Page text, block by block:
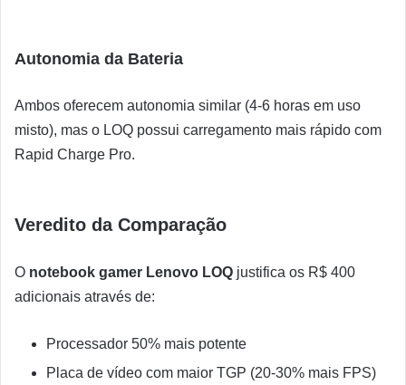
Autonomia da Bateria
Ambos oferecem autonomia similar (4-6 horas em uso
misto), mas o LOQ possui carregamento mais rápido com
Rapid Charge Pro.
Veredito da Comparação
O notebook gamer Lenovo LOQ justifica os R$ 400
adicionais através de:
Processador 50% mais potente
Placa de vídeo com maior TGP (20-30% mais FPS)